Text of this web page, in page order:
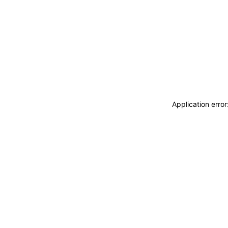
Application